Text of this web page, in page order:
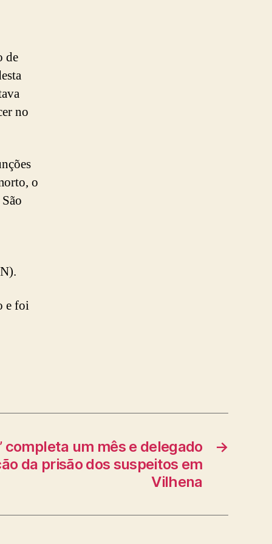
de
no
o
e foi
→
completa um mês e delegado
da prisão dos suspeitos em
Vilhena